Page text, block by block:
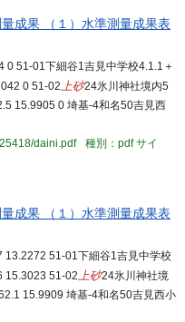
成果 （１）水準測量成果表
0 51-01下細谷1吉見中学校4.1.1＋
0 51-02上砂24氷川神社境内5
15.9905 0 埼基-4和名50吉見西
daini.pdf
種別：pdfサイ
成果 （１）水準測量成果表
13.2272 51-01下細谷1吉見中学校
15.3023 51-02上砂24氷川神社境
15.9909 埼基-4和名50吉見西小